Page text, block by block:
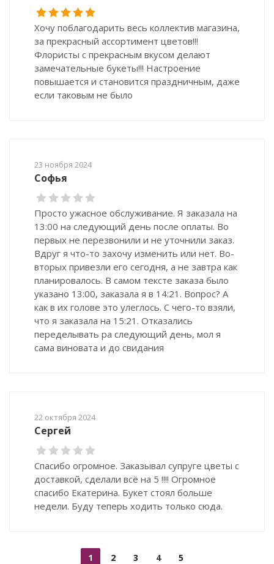
Хочу поблагодарить весь коллектив магазина,
за прекрасный ассортимент цветов!!!
Флористы с прекрасным вкусом делают
замечательные букеты!!! Настроение
повышается и становится праздничным, даже
если таковым не было
23 ноября 2024
Софья
Просто ужасное обслуживание. Я заказала на
13:00 на следующий день после оплаты. Во
первых не перезвонили и не уточнили заказ.
Вдруг я что-то захочу изменить или нет. Во-
вторых привезли его сегодня, а не завтра как
планировалось. В самом тексте заказа было
указано 13:00, заказала я в 14:21. Вопрос? А
как в их голове это улеглось. С чего-то взяли,
что я заказала на 15:21. Отказались
переделывать ра следующий день, мол я
сама виновата и до свидания
22 октября 2024
Сергей
Спасибо огромное. Заказывал супруге цветы с
доставкой, сделали всё на 5 !!!! Огромное
спасибо Екатерина. Букет стоял больше
недели. Буду теперь ходить только сюда.
1 2 3 4 5